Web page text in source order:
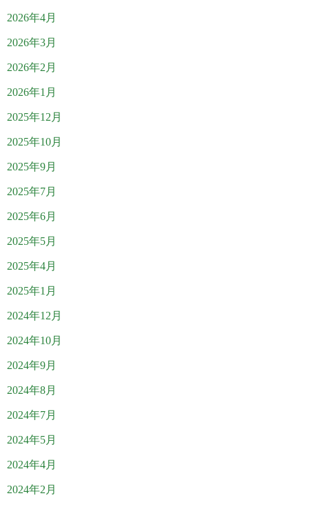
2026年4月
2026年3月
2026年2月
2026年1月
2025年12月
2025年10月
2025年9月
2025年7月
2025年6月
2025年5月
2025年4月
2025年1月
2024年12月
2024年10月
2024年9月
2024年8月
2024年7月
2024年5月
2024年4月
2024年2月